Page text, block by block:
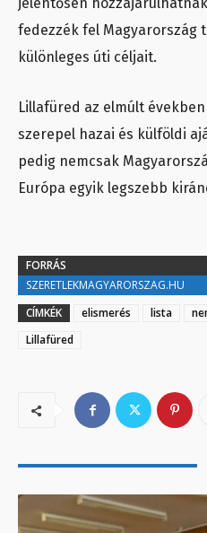
jelentősen
fedezzék fel Magyarország
különleges úti céljait.
Lillafüred az elmúlt
szerepel hazai és külföldi
pedig nemcsak
Európa egyik legszebb
FORRÁS
SZERETLEKMAGYARORSZAG.HU
CÍMKÉK
elismerés lista
Lillafüred